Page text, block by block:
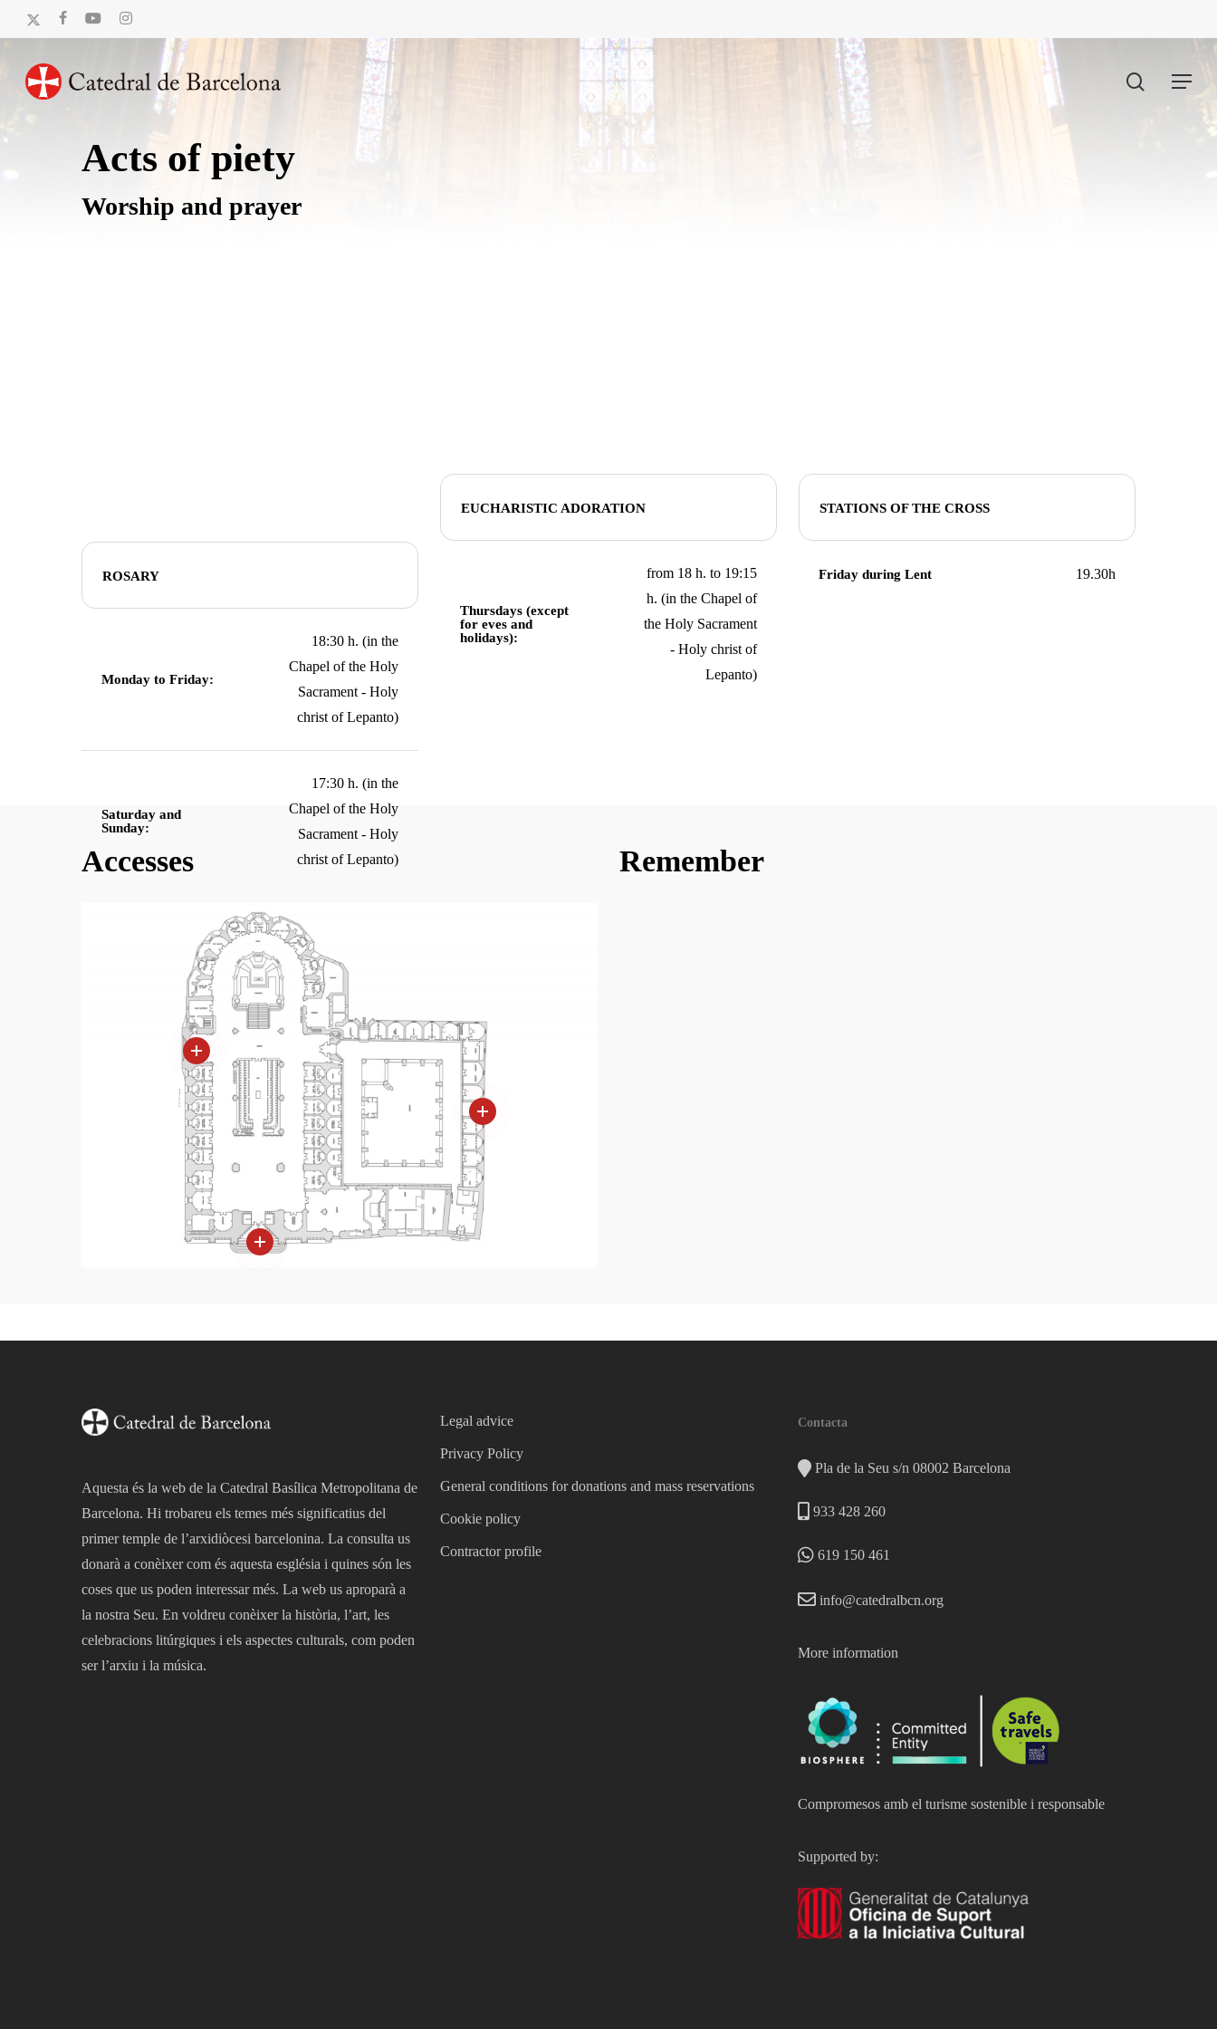
to
content
x-
facebookyoutube instagram
Menu
search
Acts of piety
Worship and prayer
ROSARY
Monday to Friday:
18:30 h. (in the
Chapel of the Holy
Sacrament - Holy
christ of Lepanto)
Saturday and
Sunday:
17:30 h. (in the
Chapel of the Holy
Sacrament - Holy
christ of Lepanto)
EUCHARISTIC ADORATION
Thursdays (except
for eves and
holidays):
from 18 h. to 19:15
h. (in the Chapel of
the Holy Sacrament
- Holy christ of
Lepanto)
STATIONS OF THE CROSS
Friday during Lent 19.30h
Accesses Remember
Aquesta és la web de la Catedral Basílica Metropolitana de
Barcelona. Hi trobareu els temes més significatius del
primer temple de l’arxidiòcesi barcelonina. La consulta us
donarà a conèixer com és aquesta església i quines són les
coses que us poden interessar més. La web us aproparà a
la nostra Seu. En voldreu conèixer la història, l’art, les
celebracions litúrgiques i els aspectes culturals, com poden
ser l’arxiu i la música.
Legal advice
Privacy Policy
General conditions for donations and mass reservations
Cookie policy
Contractor profile
Contacta
Pla de la Seu s/n 08002 Barcelona
933 428 260
619 150 461
info@catedralbcn.org
More information
Compromesos amb el turisme sostenible i responsable
Supported by: